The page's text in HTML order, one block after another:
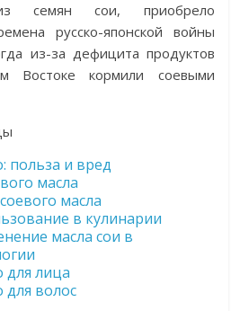
из семян сои, приобрело
русско-японской войны
из-за дефицита продуктов
Востоке кормили соевыми
польза и вред
масла
масла
в кулинарии
масла сои в
для лица
для волос